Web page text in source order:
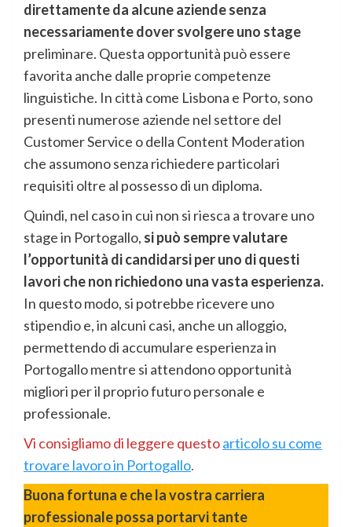
direttamente da alcune aziende senza
necessariamente dover svolgere uno stage
preliminare. Questa opportunità può essere
favorita anche dalle proprie competenze
linguistiche. In città come Lisbona e Porto, sono
presenti numerose aziende nel settore del
Customer Service o della Content Moderation
che assumono senza richiedere particolari
requisiti oltre al possesso di un diploma.
Quindi, nel caso in cui non si riesca a trovare uno
stage in Portogallo, si può sempre valutare
l’opportunità di candidarsi per uno di questi
lavori che non richiedono una vasta esperienza.
In questo modo, si potrebbe ricevere uno
stipendio e, in alcuni casi, anche un alloggio,
permettendo di accumulare esperienza in
Portogallo mentre si attendono opportunità
migliori per il proprio futuro personale e
professionale.
Vi consigliamo di leggere questoarticolo su come
trovare lavoro in Portogallo.
Buona fortuna e che la vostra carriera
professionale possa portarvi tante